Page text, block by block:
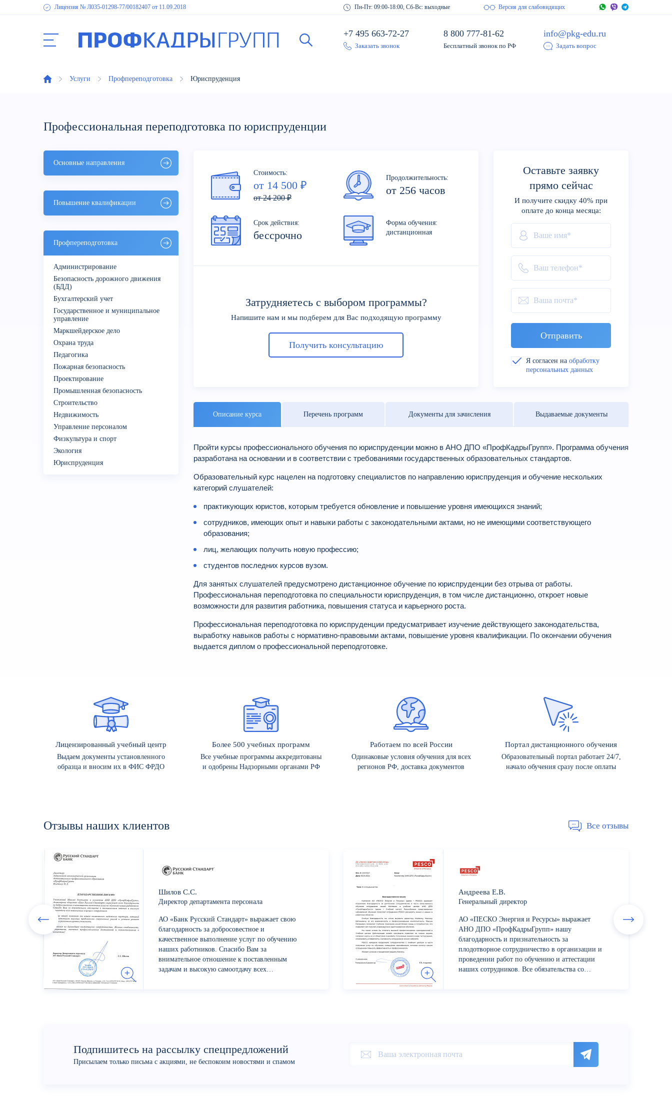
Лицензия № Л035-01298-77/00182407 от 11.09.2018 Пн-Пт: 09:00-18:00, Сб-Вс: выходные Версия для слабовидящих
+7 495 663-72-27
Заказать звонок
8 800 777-81-62
Бесплатный звонок по РФ
info@pkg-edu.ru
Задать вопрос
Услуги Профпереподготовка Юриспруденция
Профессиональная переподготовка по юриспруденции
Основные направления
Повышение квалификации
Профпереподготовка
Администрирование
Безопасность дорожного движения
(БДД)
Бухгалтерский учет
Государственное и муниципальное
управление
Маркшейдерское дело
Охрана труда
Педагогика
Пожарная безопасность
Проектирование
Промышленная безопасность
Строительство
Недвижимость
Управление персоналом
Физкультура и спорт
Экология
Юриспруденция
Стоимость:
от 14 500 ₽
от 24 200 ₽
Продолжительность:
от 256 часов
Срок действия:
бессрочно
Форма обучения:
дистанционная
Затрудняетесь с выбором программы?
Напишите нам и мы подберем для Вас подходящую программу
Получить консультацию
Оставьте заявку
прямо сейчас
И получите скидку 40% при
оплате до конца месяца:
Отправить
Я согласен на обработку
персональных данных
Описание курса
Пройти курсы профессионального обучения по юриспруденции можно в АНО ДПО «ПрофКадрыГрупп». Программа обучения
разработана на основании и в соответствии с требованиями государственных образовательных стандартов.
Образовательный курс нацелен на подготовку специалистов по направлению юриспруденция и обучение нескольких
категорий слушателей:
практикующих юристов, которым требуется обновление и повышение уровня имеющихся знаний;
сотрудников, имеющих опыт и навыки работы с законодательными актами, но не имеющими соответствующего
образования;
лиц, желающих получить новую профессию;
студентов последних курсов вузом.
Для занятых слушателей предусмотрено дистанционное обучение по юриспруденции без отрыва от работы.
Профессиональная переподготовка по специальности юриспруденция, в том числе дистанционно, откроет новые
возможности для развития работника, повышения статуса и карьерного роста.
Профессиональная переподготовка по юриспруденции предусматривает изучение действующего законодательства,
выработку навыков работы с нормативно-правовыми актами, повышение уровня квалификации. По окончании обучения
выдается диплом о профессиональной переподготовке.
Перечень программ Документы для зачисления Выдаваемые документы
Лицензированный учебный центр
Выдаем документы установленного
образца и вносим их в ФИС ФРДО
Более 500 учебных программ
Все учебные программы аккредитованы
и одобрены Надзорными органами РФ
Работаем по всей России
Одинаковые условия обучения для всех
регионов РФ, доставка документов
Портал дистанционного обучения
Образовательный портал работает 24/7,
начало обучения сразу после оплаты
Отзывы наших клиентов Все отзывы
Шилов С.С.
Директор департамента персонала
АО «Банк Русский Стандарт» выражает свою
благодарность за добросовестное и
качественное выполнение услуг по обучению
наших работников. Спасибо Вам за
внимательное отношение к поставленным
задачам и высокую самоотдачу всех
Андреева Е.В.
Генеральный директор
АО «ПЕСКО Энергия и Ресурсы» выражает
АНО ДПО «ПрофКадрыГрупп» нашу
благодарность и признательность за
плодотворное сотрудничество в организации и
проведении работ по обучению и аттестации
наших сотрудников. Все обязательства со
Подпишитесь на рассылку спецпредложений
Присылаем только письма с акциями, не беспокоим новостями и спамом